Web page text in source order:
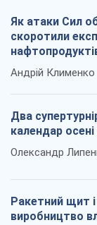
Як атаки Сил
скоротили
Андрій Клименко
Два
календар
Олександр
Ракетний щит
виробництво